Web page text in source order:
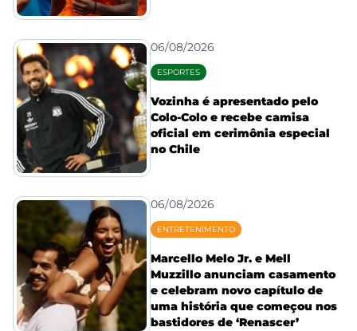
06/08/2026
ESPORTES
Vozinha é apresentado pelo
Colo-Colo e recebe camisa
oficial em cerimônia especial
no Chile
06/08/2026
ENTRETENIMENTO
Marcello Melo Jr. e Mell
Muzzillo anunciam casamento
e celebram novo capítulo de
uma história que começou nos
bastidores de ‘Renascer’